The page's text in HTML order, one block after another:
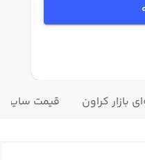
بازار کراون قیمت سایر